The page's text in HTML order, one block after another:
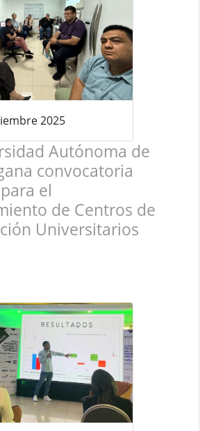
2025
Autónoma de
convocatoria
el
de Centros de
Universitarios